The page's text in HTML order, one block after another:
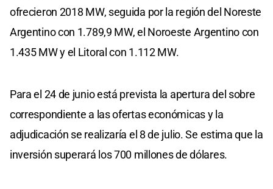
ofrecieron 2018 MW, seguida por la región del Noreste
Argentino con 1.789,9 MW, el Noroeste Argentino con
1.435 MW y el Litoral con 1.112 MW.
Para el 24 de junio está prevista la apertura del sobre
correspondiente a las ofertas económicas y la
adjudicación se realizaría el 8 de julio. Se estima que la
inversión superará los 700 millones de dólares.